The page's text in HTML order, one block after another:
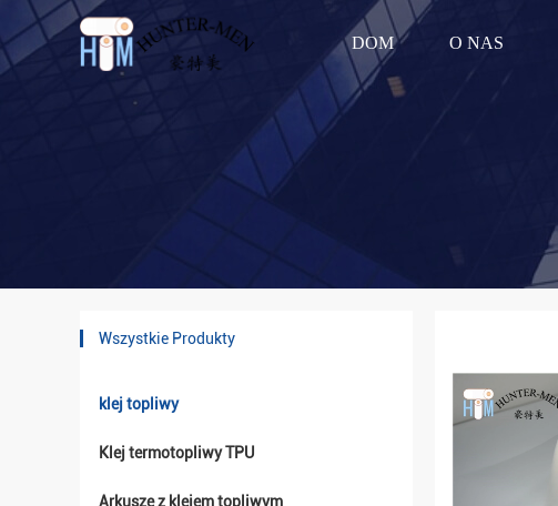
DOM O NAS
Wszystkie Produkty
klej topliwy
Klej termotopliwy TPU
Arkusze z klejem topliwym